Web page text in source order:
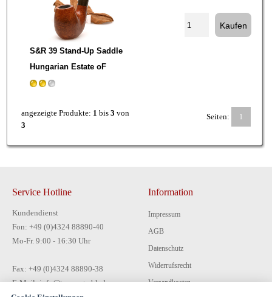
S&R 39 Stand-Up Saddle
Hungarian Estate oF
angezeigte Produkte: 1 bis 3 von
3
Seiten: 1
Service Hotline
Kundendienst
Fon: +49 (0)4324 88890-40
Mo-Fr. 9:00 - 16:30 Uhr
Fax: +49 (0)4324 88890-38
E-Mail: info@tecon-gmbh.de
Information
Impressum
AGB
Datenschutz
Widerrufsrecht
Versandkosten